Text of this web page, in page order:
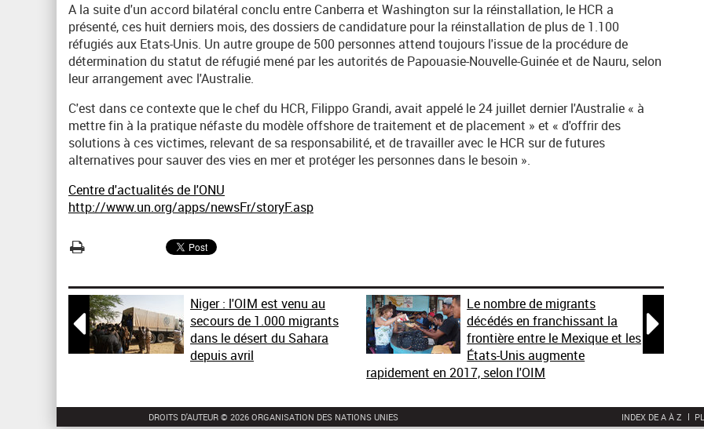
A la suite d'un accord bilatéral conclu entre Canberra et Washington sur la réinstallation, le HCR a
présenté, ces huit derniers mois, des dossiers de candidature pour la réinstallation de plus de 1.100
réfugiés aux Etats-Unis. Un autre groupe de 500 personnes attend toujours l'issue de la procédure de
détermination du statut de réfugié mené par les autorités de Papouasie-Nouvelle-Guinée et de Nauru, selon
leur arrangement avec l'Australie.
C'est dans ce contexte que le chef du HCR, Filippo Grandi, avait appelé le 24 juillet dernier l'Australie « à
mettre fin à la pratique néfaste du modèle offshore de traitement et de placement » et « d'offrir des
solutions à ces victimes, relevant de sa responsabilité, et de travailler avec le HCR sur de futures
alternatives pour sauver des vies en mer et protéger les personnes dans le besoin ».
Centre d'actualités de l'ONU
http://www.un.org/apps/newsFr/storyF.asp

Niger : l'OIM est venu au
secours de 1.000 migrants
dans le désert du Sahara
depuis avril

Le nombre de migrants
décédés en franchissant la
frontière entre le Mexique et les
États-Unis augmente
rapidement en 2017, selon l'OIM
DROITS D'AUTEUR © 2026 ORGANISATION DES NATIONS UNIES INDEX DE A À Z